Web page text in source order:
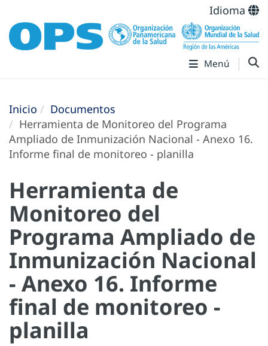
Idioma
Menú
Inicio
Documentos
Herramienta de Monitoreo del Programa
Ampliado de Inmunización Nacional - Anexo 16.
Informe final de monitoreo - planilla
Herramienta de
Monitoreo del
Programa Ampliado de
Inmunización Nacional
- Anexo 16. Informe
final de monitoreo -
planilla